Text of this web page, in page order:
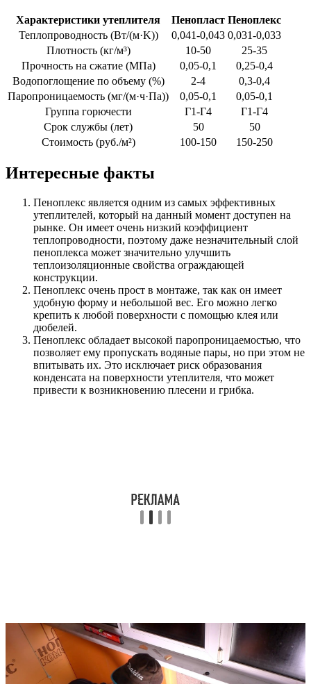
Характеристики утеплителя Пенопласт Пеноплекс
Теплопроводность (Вт/(м·K))
0,041-0,043 0,031-0,033
Плотность (кг/м³)
10-50
25-35
Прочность на сжатие (МПа)
0,05-0,1
0,25-0,4
Водопоглощение по объему (%)
2-4
0,3-0,4
Паропроницаемость (мг/(м·ч·Па))
0,05-0,1
0,05-0,1
Группа горючести
Г1-Г4
Г1-Г4
Срок службы (лет)
50
50
Стоимость (руб./м²)
100-150 150-250
Интересные факты
Пеноплекс является одним из самых эффективных
утеплителей, который на данный момент доступен на
рынке. Он имеет очень низкий коэффициент
теплопроводности, поэтому даже незначительный слой
пеноплекса может значительно улучшить
теплоизоляционные свойства ограждающей
конструкции.
Пеноплекс очень прост в монтаже, так как он имеет
удобную форму и небольшой вес. Его можно легко
крепить к любой поверхности с помощью клея или
дюбелей.
Пеноплекс обладает высокой паропроницаемостью, что
позволяет ему пропускать водяные пары, но при этом не
впитывать их. Это исключает риск образования
конденсата на поверхности утеплителя, что может
привести к возникновению плесени и грибка.